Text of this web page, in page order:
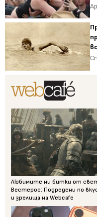
Любимите ни битки от
Вестерос: Подредени по
и зрелища на Webcafe